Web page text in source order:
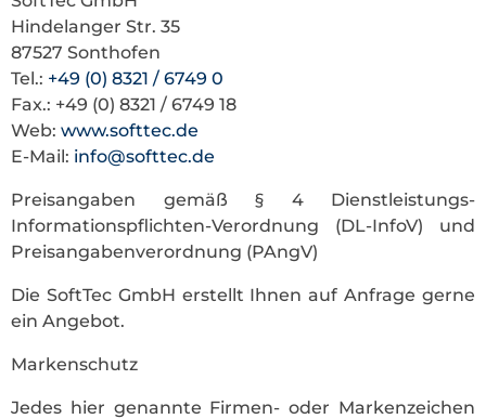
Hindelanger Str. 35
87527 Sonthofen
Tel.: +49 (0) 8321 / 6749 0
Fax.: +49 (0) 8321 / 6749 18
Web: www.softtec.de
E-Mail: info@softtec.de
Preisangaben gemäß § 4 Dienstleistungs-
Informationspflichten-Verordnung (DL-InfoV) und
Preisangabenverordnung (PAngV)
Die SoftTec GmbH erstellt Ihnen auf Anfrage gerne
ein Angebot.
Markenschutz
Jedes hier genannte Firmen- oder Markenzeichen